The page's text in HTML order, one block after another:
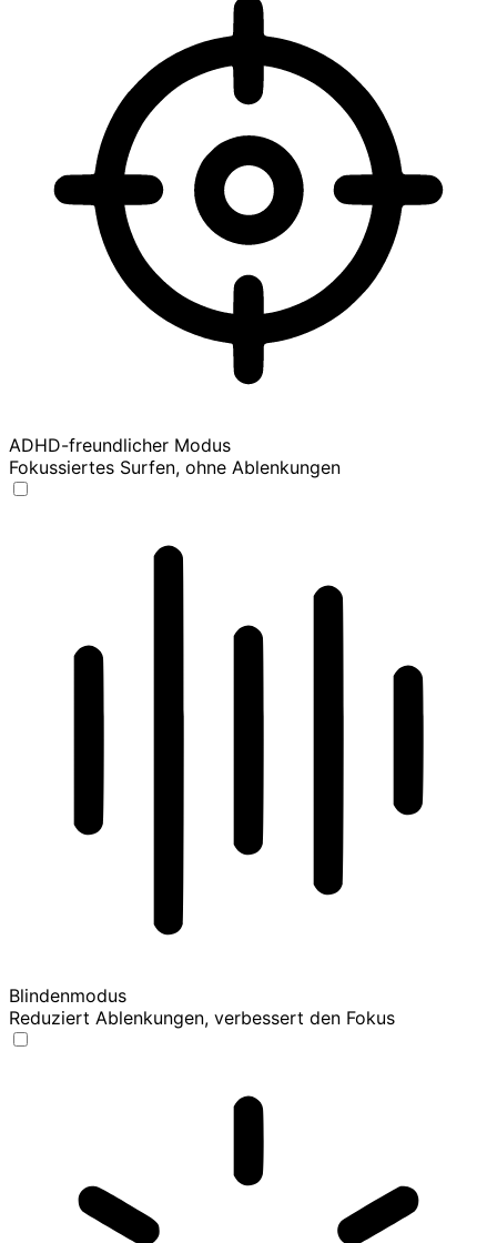
ADHD-freundlicher Modus
Fokussiertes Surfen, ohne Ablenkungen
Blindenmodus
Reduziert Ablenkungen, verbessert den Fokus